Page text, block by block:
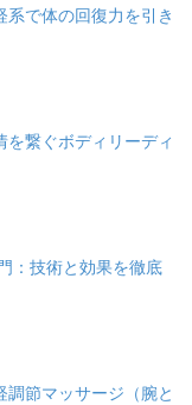
で体の回復力を引き
繋ぐボディリーディ
：技術と効果を徹底
節マッサージ（腕と